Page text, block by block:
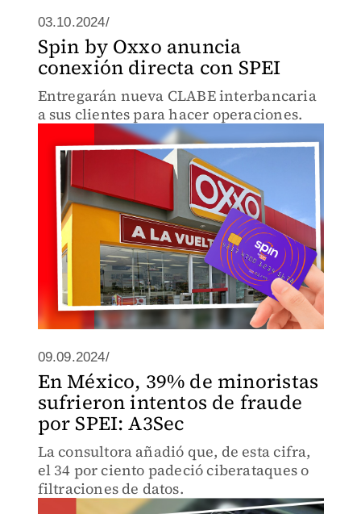
03.10.2024/
Spin by Oxxo anuncia
conexión directa con SPEI
Entregarán nueva CLABE interbancaria
a sus clientes para hacer operaciones.
09.09.2024/
En México, 39% de minoristas
sufrieron intentos de fraude
por SPEI: A3Sec
La consultora añadió que, de esta cifra,
el 34 por ciento padeció ciberataques o
filtraciones de datos.